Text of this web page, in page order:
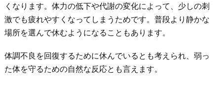
くなります。体力の低下や代謝の変化によって、少しの刺
激でも疲れやすくなってしまうためです。普段より静かな
場所を選んで休むようになることもあります。
体調不良を回復するために休んでいるとも考えられ、弱っ
た体を守るための自然な反応とも言えます。